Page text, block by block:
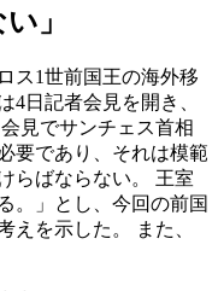
」
ス1世前国王の海外移
4日記者会見を開き、
見でサンチェス首相
要であり、それは模範
らばならない。 王室
。」とし、今回の前国
えを示した。 また、